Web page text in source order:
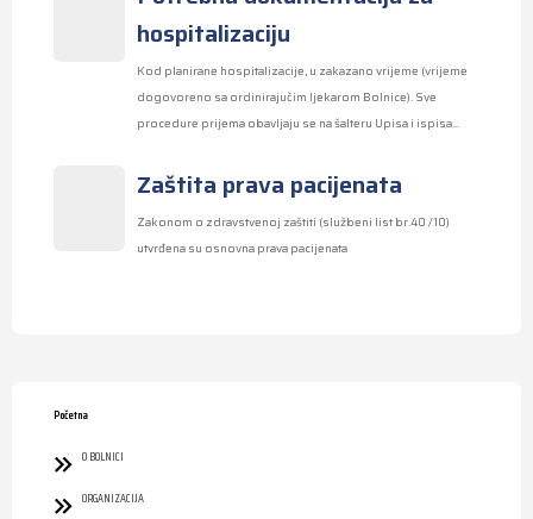
hospitalizaciju
Kod planirane hospitalizacije, u zakazano vrijeme (vrijeme
dogovoreno sa ordinirajučim ljekarom Bolnice). Sve
procedure prijema obavljaju se na šalteru Upisa i ispisa...
Zaštita prava pacijenata
Zakonom o zdravstvenoj zaštiti (službeni list br.40 /10)
utvrđena su osnovna prava pacijenata
Početna
O BOLNICI
ORGANIZACIJA